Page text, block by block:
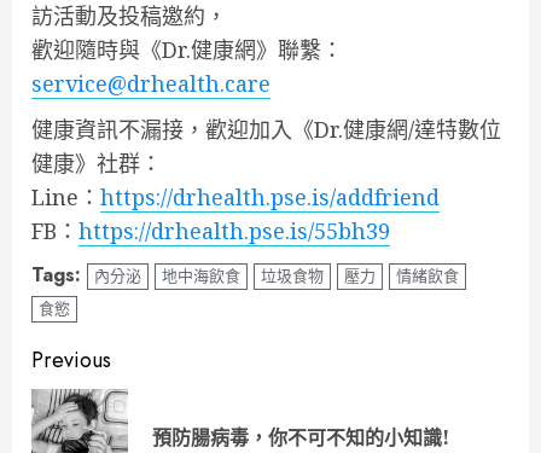
訪活動及投稿邀約，
歡迎隨時與《Dr.健康網》聯繫：
service@drhealth.care
健康資訊不漏接，歡迎加入《Dr.健康網/達特數位
健康》社群：
Line： https://drhealth.pse.is/addfriend
FB： https://drhealth.pse.is/55bh39
Tags: 內分泌 地中海飲食 垃圾食物 壓力
情緒飲食
食慾
Continue
Reading
Previous
預防腸病毒，你不可不知的小知識!